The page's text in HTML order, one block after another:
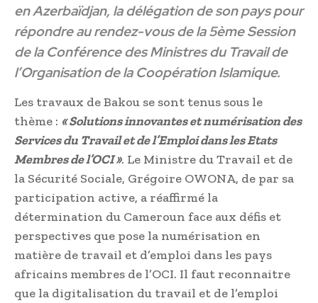
en Azerbaïdjan, la délégation de son pays pour
répondre au rendez-vous de la 5ème Session
de la Conférence des Ministres du Travail de
l’Organisation de la Coopération Islamique.
Les travaux de Bakou se sont tenus sous le
thème : « Solutions innovantes et numérisation des
Services du Travail et de l’Emploi dans les Etats
Membres de l’OCI ». Le Ministre du Travail et de
la Sécurité Sociale, Grégoire OWONA, de par sa
participation active, a réaffirmé la
détermination du Cameroun face aux défis et
perspectives que pose la numérisation en
matière de travail et d’emploi dans les pays
africains membres de l’OCI. Il faut reconnaitre
que la digitalisation du travail et de l’emploi